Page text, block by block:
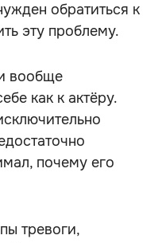
обратиться к
эту проблему.
вообще
как к актёру.
почему его
тревоги,